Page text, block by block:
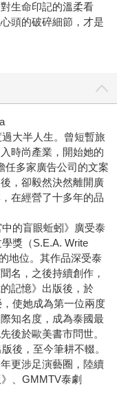
生命印記的溫柔看
頭的破碎細節，才是
大半人生。曾短暫旅
時尚產業，開始她的
多家廣告公司的文案
，卻毅然決然離開廣
在經營了十多年的品
的盲眼蚯蚓》廣受泰
獎（S.E.A. Write
地位。其作品深受泰
名，之後持續創作，
記憶》出版後，於
使她成為第一位兩度
知名度，成為泰國最
後於歐美書市問世。
後，至今筆耕不輟。
更涉足演藝圈，陸續
、GMMTV泰劇